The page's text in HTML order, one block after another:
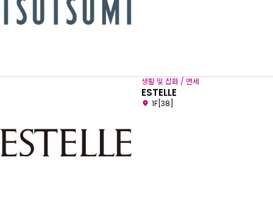
생활 및 잡화 / 면세
ESTELLE
1F[38]